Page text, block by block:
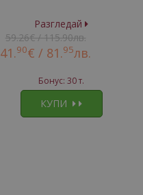
Разгледай
59.26€ / 115.90лв.
41.90€ / 81.95лв.
Бонус: 30 т.
КУПИ